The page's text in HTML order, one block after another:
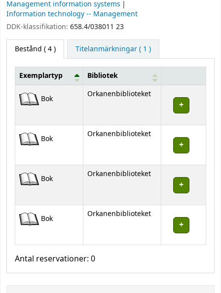
Management information systems
Information technology -- Management
DDK-klassifikation: 658.4/038011 23
Bestånd ( 4 ) Titelanmärkningar ( 1 )
Bestånd
Exemplartyp Bibliotek
Bok Orkanenbiblioteket
Bok Orkanenbiblioteket
Bok Orkanenbiblioteket
Bok Orkanenbiblioteket
Antal reservationer: 0